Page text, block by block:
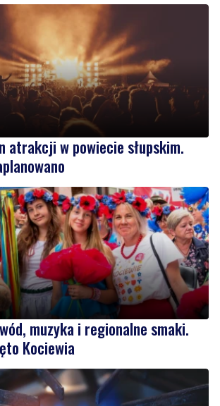
atrakcji w powiecie słupskim.
muzyka i regionalne smaki.
Kociewia